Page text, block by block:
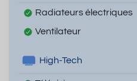
Radiateurs électriques
Ventilateur
High-Tech